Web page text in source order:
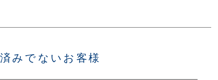
みでないお客様